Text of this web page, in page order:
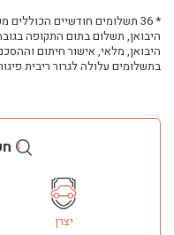
היבואן, מלאי, אישור חיתום
בתשלומים עלולה לגרור ריבית
יצרן